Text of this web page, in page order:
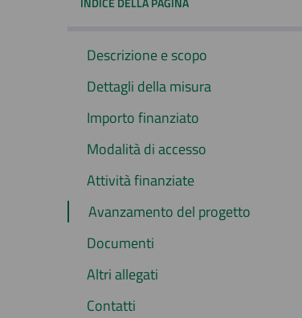
Descrizione e scopo
Dettagli della misura
Importo finanziato
Modalità di accesso
Attività finanziate
Avanzamento del progetto
Documenti
Altri allegati
Contatti